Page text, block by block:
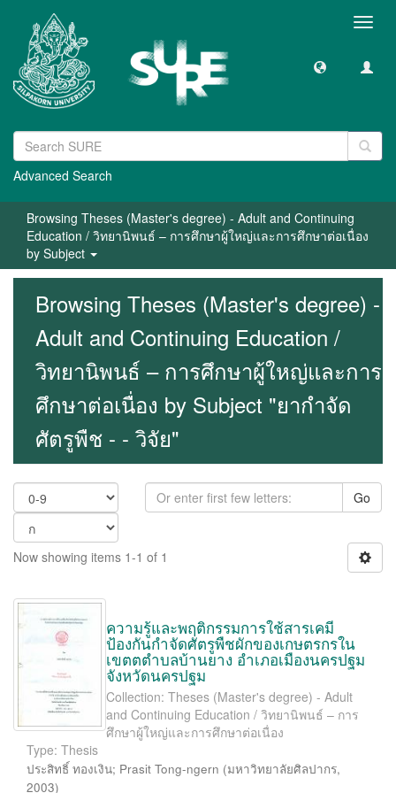
Advanced Search
Browsing Theses (Master's degree) - Adult and Continuing
Education / วิทยานิพนธ์ – การศึกษาผู้ใหญ่และการศึกษาต่อเนื่อง
by Subject
Browsing Theses (Master's degree) -
Adult and Continuing Education /
วิทยานิพนธ์ – การศึกษาผู้ใหญ่และการ
ศึกษาต่อเนื่อง by Subject "ยากำจัด
ศัตรูพืช - - วิจัย"
Go
Now showing items 1-1 of 1
ความรู้และพฤติกรรมการใช้สารเคมี
ป้องกันกำจัดศัตรูพืชผักของเกษตรกรใน
เขตตตำบลบ้านยาง อำเภอเมืองนครปฐม
จังหวัดนครปฐม
Collection: Theses (Master's degree) - Adult
and Continuing Education / วิทยานิพนธ์ – การ
ศึกษาผู้ใหญ่และการศึกษาต่อเนื่อง
Type: Thesis
ประสิทธิ์ ทองเงิน; Prasit Tong-ngern (มหาวิทยาลัยศิลปากร,
2003)